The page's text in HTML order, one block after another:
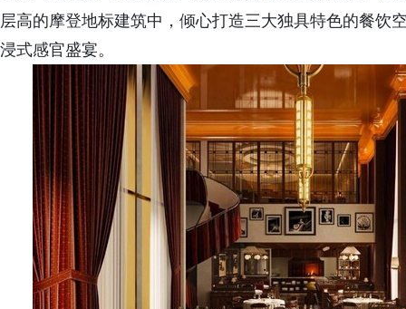
层高的摩登地标建筑中，倾心打造三大独具特色的餐饮
浸式感官盛宴。